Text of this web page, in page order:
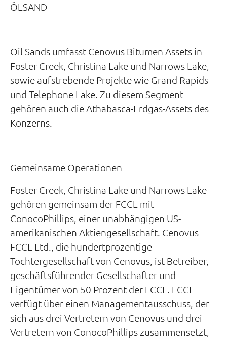
ÖLSAND
Oil Sands umfasst Cenovus Bitumen Assets in
Foster Creek, Christina Lake und Narrows Lake,
sowie aufstrebende Projekte wie Grand Rapids
und Telephone Lake. Zu diesem Segment
gehören auch die Athabasca-Erdgas-Assets des
Konzerns.
Gemeinsame Operationen
Foster Creek, Christina Lake und Narrows Lake
gehören gemeinsam der FCCL mit
ConocoPhillips, einer unabhängigen US-
amerikanischen Aktiengesellschaft. Cenovus
FCCL Ltd., die hundertprozentige
Tochtergesellschaft von Cenovus, ist Betreiber,
geschäftsführender Gesellschafter und
Eigentümer von 50 Prozent der FCCL. FCCL
verfügt über einen Managementausschuss, der
sich aus drei Vertretern von Cenovus und drei
Vertretern von ConocoPhillips zusammensetzt,